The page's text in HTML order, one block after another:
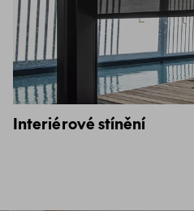
Interiérové stínění